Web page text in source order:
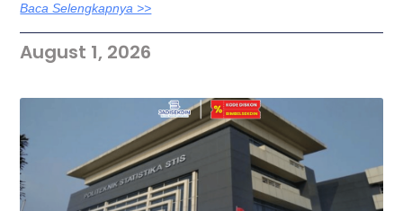
Baca Selengkapnya >>
August 1, 2026